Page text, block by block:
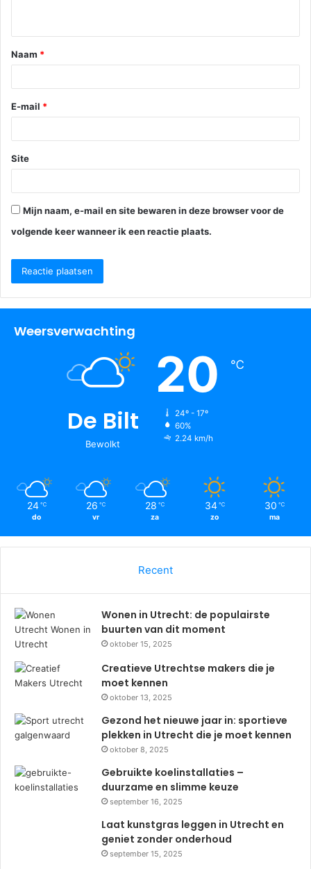
e
*
Naam *
E-mail *
Site
Mijn naam, e-mail en site bewaren in deze browser voor de
volgende keer wanneer ik een reactie plaats.
Weersverwachting
De Bilt
Bewolkt
20 ℃
24º - 17º
60%
2.24 km/h
24 ℃
do
26 ℃
vr
28 ℃
za
34 ℃
zo
30 ℃
ma
Recent
Wonen in Utrecht: de populairste
buurten van dit moment
oktober 15, 2025
Creatieve Utrechtse makers die je
moet kennen
oktober 13, 2025
Gezond het nieuwe jaar in: sportieve
plekken in Utrecht die je moet kennen
oktober 8, 2025
Gebruikte koelinstallaties –
duurzame en slimme keuze
september 16, 2025
Laat kunstgras leggen in Utrecht en
geniet zonder onderhoud
september 15, 2025